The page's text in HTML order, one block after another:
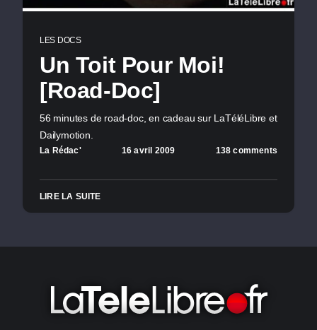
LES DOCS
Un Toit Pour Moi!
[Road-Doc]
56 minutes de road-doc, en cadeau sur LaTéléLibre et
Dailymotion.
La Rédac' 16 avril 2009 138 comments
LIRE LA SUITE